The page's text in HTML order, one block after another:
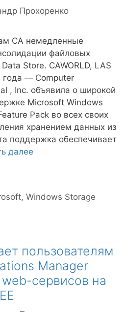
Прохоренко
CA немедленные
файловых
Store. CAWORLD, LAS
года — Computer
, Inc. объявила о широкой
Microsoft Windows
Pack во всех своих
хранением данных из
поддержка обеспечивает
далее
,Windows Storage
пользователям
Manager
сервисов на